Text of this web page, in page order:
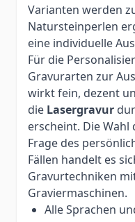
Varianten werden
Natursteinperlen
eine individuelle
Für die
Gravurarten zur
wirkt fein, dezent
die Lasergravur
erscheint. Die
Frage des
Fällen handelt es
Gravurtechniken
Graviermaschinen.
Alle Sprachen